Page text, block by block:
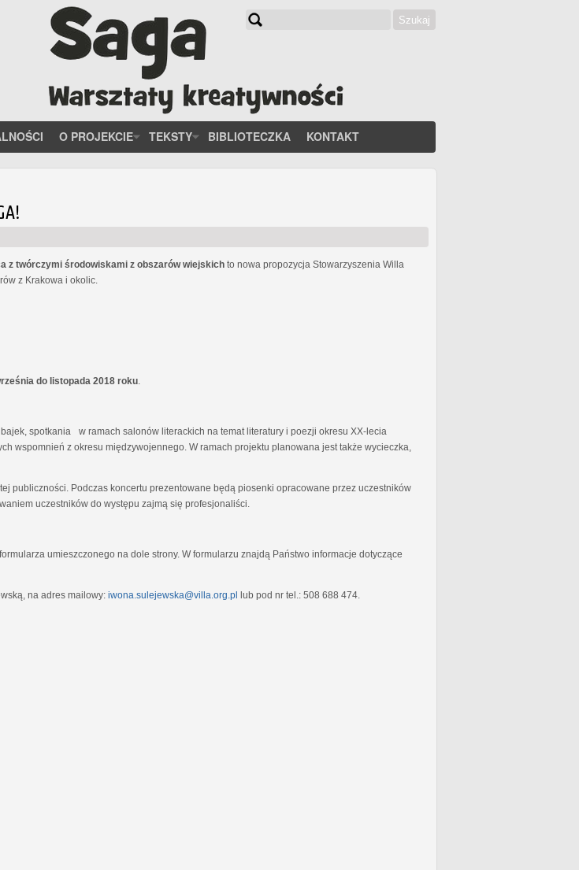
Szukaj
O PROJEKCIE TEKSTY BIBLIOTECZKA KONTAKT
z twórczymi środowiskami z obszarów wiejskich to nowa propozycja Stowarzyszenia Willa
z Krakowa i okolic.
do listopada 2018 roku
spotkania w ramach salonów literackich na temat literatury i poezji okresu XX-lecia
wspomnień z okresu międzywojennego. W ramach projektu planowana jest także wycieczka,
publiczności. Podczas koncertu prezentowane będą piosenki opracowane przez uczestników
uczestników do występu zajmą się profesjonaliści.
umieszczonego na dole strony. W formularzu znajdą Państwo informacje dotyczące
na adres mailowy: iwona.sulejewska@villa.org.pl lub pod nr tel.: 508 688 474.